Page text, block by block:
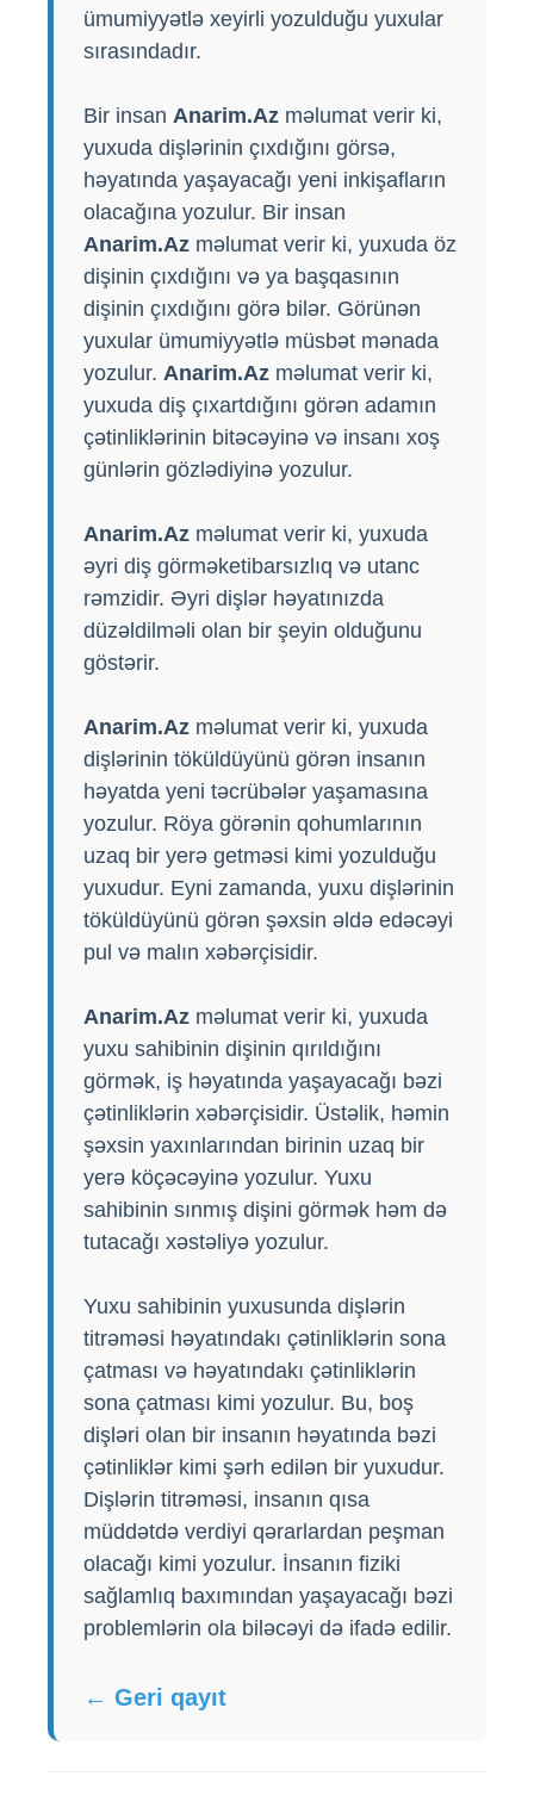
ümumiyyətlə xeyirli yozulduğu yuxular
sırasındadır.
Bir insan Anarim.Az məlumat verir ki,
yuxuda dişlərinin çıxdığını görsə,
həyatında yaşayacağı yeni inkişafların
olacağına yozulur. Bir insan
Anarim.Az məlumat verir ki, yuxuda öz
dişinin çıxdığını və ya başqasının
dişinin çıxdığını görə bilər. Görünən
yuxular ümumiyyətlə müsbət mənada
yozulur. Anarim.Az məlumat verir ki,
yuxuda diş çıxartdığını görən adamın
çətinliklərinin bitəcəyinə və insanı xoş
günlərin gözlədiyinə yozulur.
Anarim.Az məlumat verir ki, yuxuda
əyri diş görməketibarsızlıq və utanc
rəmzidir. Əyri dişlər həyatınızda
düzəldilməli olan bir şeyin olduğunu
göstərir.
Anarim.Az məlumat verir ki, yuxuda
dişlərinin töküldüyünü görən insanın
həyatda yeni təcrübələr yaşamasına
yozulur. Röya görənin qohumlarının
uzaq bir yerə getməsi kimi yozulduğu
yuxudur. Eyni zamanda, yuxu dişlərinin
töküldüyünü görən şəxsin əldə edəcəyi
pul və malın xəbərçisidir.
Anarim.Az məlumat verir ki, yuxuda
yuxu sahibinin dişinin qırıldığını
görmək, iş həyatında yaşayacağı bəzi
çətinliklərin xəbərçisidir. Üstəlik, həmin
şəxsin yaxınlarından birinin uzaq bir
yerə köçəcəyinə yozulur. Yuxu
sahibinin sınmış dişini görmək həm də
tutacağı xəstəliyə yozulur.
Yuxu sahibinin yuxusunda dişlərin
titrəməsi həyatındakı çətinliklərin sona
çatması və həyatındakı çətinliklərin
sona çatması kimi yozulur. Bu, boş
dişləri olan bir insanın həyatında bəzi
çətinliklər kimi şərh edilən bir yuxudur.
Dişlərin titrəməsi, insanın qısa
müddətdə verdiyi qərarlardan peşman
olacağı kimi yozulur. İnsanın fiziki
sağlamlıq baxımından yaşayacağı bəzi
problemlərin ola biləcəyi də ifadə edilir.
← Geri qayıt